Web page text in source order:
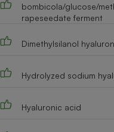
bombicola/glucose/
rapeseedate ferment
Dimethylsilanol
Hydrolyzed sodium
Hyaluronic acid